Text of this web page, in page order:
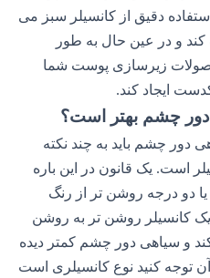
دقیق از کانسیلر سبز می
و در عین حال به طور
زیرسازی پوست شما
ایجاد کند.
چشم بهتر است؟
دور چشم باید به چند نکته
است. یک قانون در این باره
دو درجه روشن تر از رنگ
کانسیلر روشن تر به روشن
و سیاهی دور چشم کمتر دیده
توجه کنید نوع کانسیلری است